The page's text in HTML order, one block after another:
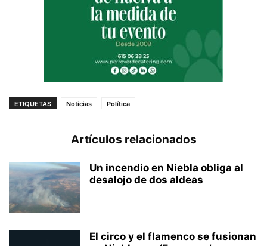
ETIQUETAS Noticias Política
Artículos relacionados
Un incendio en Niebla obliga al
desalojo de dos aldeas
El circo y el flamenco se fusionan